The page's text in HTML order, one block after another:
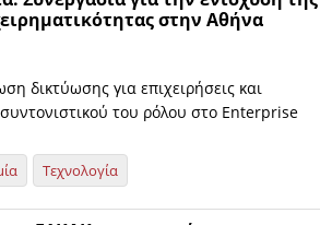
στην Αθήνα
δικτύωσης για επιχειρήσεις και
του ρόλου στο Enterprise
Τεχνολογία